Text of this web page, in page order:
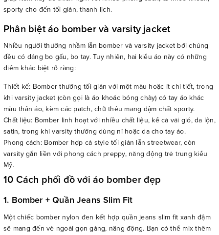
sporty cho đến tối giản, thanh lịch.
Phân biệt áo bomber và varsity jacket
Nhiều người thường nhầm lẫn bomber và varsity jacket bởi chúng
đều có dáng bo gấu, bo tay. Tuy nhiên, hai kiểu áo này có những
điểm khác biệt rõ ràng:
Thiết kế: Bomber thường tối giản với một màu hoặc ít chi tiết, trong
khi varsity jacket (còn gọi là áo khoác bóng chày) có tay áo khác
màu thân áo, kèm các patch, chữ thêu mang đậm chất sporty.
Chất liệu: Bomber linh hoạt với nhiều chất liệu, kể cả vải gió, da lộn,
satin, trong khi varsity thường dùng nỉ hoặc da cho tay áo.
Phong cách: Bomber hợp cả style tối giản lẫn streetwear, còn
varsity gắn liền với phong cách preppy, năng động trẻ trung kiểu
Mỹ.
10 Cách phối đồ với áo bomber đẹp
1. Bomber + Quần Jeans Slim Fit
Một chiếc bomber nylon đen kết hợp quần jeans slim fit xanh đậm
sẽ mang đến vẻ ngoài gọn gàng, năng động. Bạn có thể mix thêm